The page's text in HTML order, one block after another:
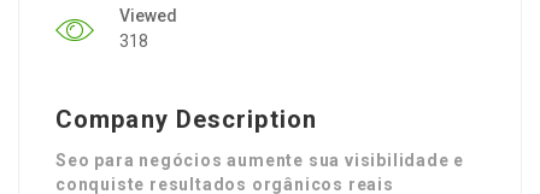
Viewed
318
Company Description
Seo para negócios aumente sua visibilidade e
conquiste resultados orgânicos reais